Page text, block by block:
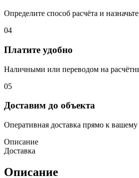
Определите способ расчёта и
04
Платите удобно
Наличными или переводом на
05
Доставим до объекта
Оперативная доставка прямо к вашему
Описание
Доставка
Описание